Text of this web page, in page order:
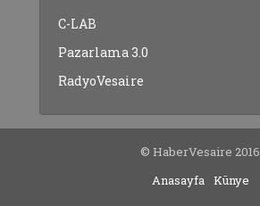
C-LAB
Pazarlama 3.0
RadyoVesaire
© HaberVesaire 2016
Anasayfa Künye